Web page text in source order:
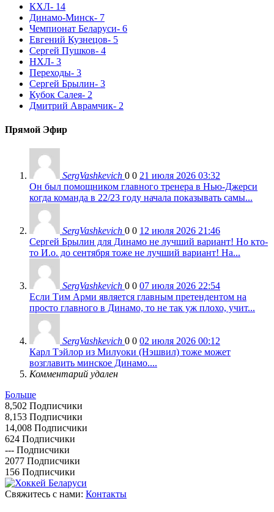
КХЛ- 14
Динамо-Минск- 7
Чемпионат Беларуси- 6
Евгений Кузнецов- 5
Сергей Пушков- 4
НХЛ- 3
Переходы- 3
Сергей Брылин- 3
Кубок Салея- 2
Дмитрий Аврамчик- 2
Прямой Эфир
SergVashkevich 0 0 21 июля 2026 03:32
Он был помощником главного тренера в Нью-Джерси
когда команда в 22/23 году начала показывать самы...
SergVashkevich 0 0 12 июля 2026 21:46
Сергей Брылин для Динамо не лучший вариант! Но кто-
то И.о. до сентября тоже не лучший вариант! На...
SergVashkevich 0 0 07 июля 2026 22:54
Если Тим Арми является главным претендентом на
просто главного в Динамо, то не так уж плохо, учит...
SergVashkevich 0 0 02 июля 2026 00:12
Карл Тэйлор из Милуоки (Нэшвил) тоже может
возглавить минское Динамо....
Комментарий удален
Больше
8,502 Подписчики
8,153 Подписчики
14,008 Подписчики
624 Подписчики
--- Подписчики
2077 Подписчики
156 Подписчики
Свяжитесь с нами: Контакты